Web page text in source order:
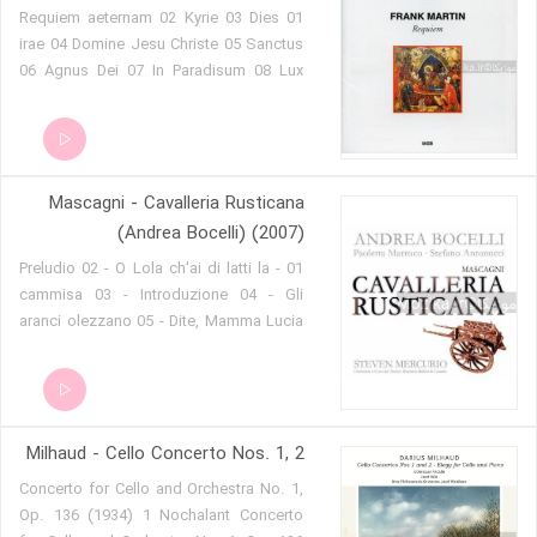
01 Requiem aeternam 02 Kyrie 03 Dies
irae 04 Domine Jesu Christe 05 Sanctus
06 Agnus Dei 07 In Paradisum 08 Lux
Mascagni - Cavalleria Rusticana
(Andrea Bocelli) (2007)
01 - Preludio 02 - O Lola ch'ai di latti la
cammisa 03 - Introduzione 04 - Gli
aranci olezzano 05 - Dite, Mamma Lucia
compar Alfio 08 - Regina Coeli, laetare
09 - Inneggiamo, il Signor non è morto
qui, Santuzza- 12 - Fior di giaggiolo 13 -
Turiddu, è passato Alfio 14 - Ah! lo vedi,
che hai tu detto- 15 - No, no, Turiddu 16
Milhaud - Cello Concerto Nos. 1, 2
Concerto for Cello and Orchestra No. 1,
Op. 136 (1934) 1 Nochalant Concerto